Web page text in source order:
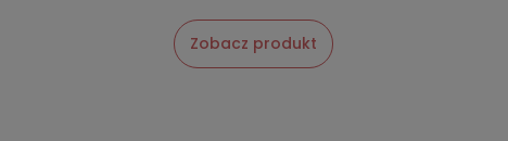
Zobacz produkt